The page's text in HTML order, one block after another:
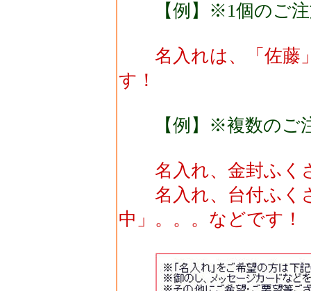
【例】※1個のご注
名入れは、「佐藤
す！
【例】※複数のご
名入れ、金封ふく
名入れ、台付ふく
中」。。。などです！